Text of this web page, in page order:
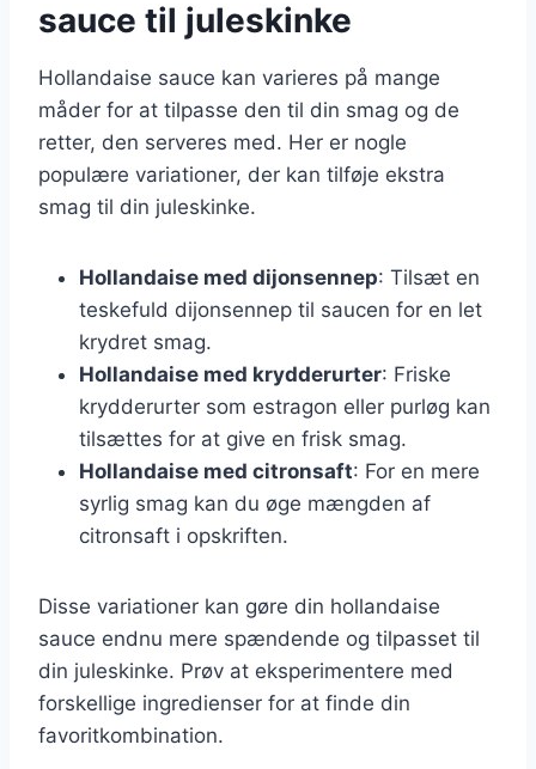
sauce til juleskinke
Hollandaise sauce kan varieres på mange
måder for at tilpasse den til din smag og de
retter, den serveres med. Her er nogle
populære variationer, der kan tilføje ekstra
smag til din juleskinke.
Hollandaise med dijonsennep: Tilsæt en
teskefuld dijonsennep til saucen for en let
krydret smag.
Hollandaise med krydderurter: Friske
krydderurter som estragon eller purløg kan
tilsættes for at give en frisk smag.
Hollandaise med citronsaft: For en mere
syrlig smag kan du øge mængden af
citronsaft i opskriften.
Disse variationer kan gøre din hollandaise
sauce endnu mere spændende og tilpasset til
din juleskinke. Prøv at eksperimentere med
forskellige ingredienser for at finde din
favoritkombination.